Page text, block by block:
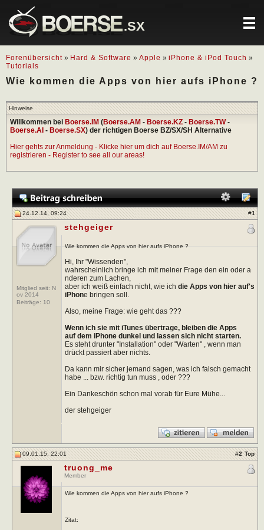
.SX
Forenübersicht » Hard & Software » Apple » iPhone & iPod Touch »
Tutorials
Wie kommen die Apps von hier aufs iPhone ?
Hinweise
Willkommen bei Boerse.IM (Boerse.AM - Boerse.KZ - Boerse.TW-
Boerse.AI - Boerse.SX) der richtigen Boerse BZ/SX/SH Alternative
Hier gehts zur Anmeldung - Klicke hier um dich auf Boerse.IM/AM zu
registrieren - Register to see all our areas!
24.12.14, 09:24 #1
Mitglied seit: N
ov 2014
Beiträge: 10
stehgeiger
Wie kommen die Apps von hier aufs iPhone ?
Hi, Ihr "Wissenden",
wahrscheinlich bringe ich mit meiner Frage den ein oder a
nderen zum Lachen,
aber ich weiß einfach nicht, wie ich die Apps von hier auf's
iPhone bringen soll.
Also, meine Frage: wie geht das ???
Wenn ich sie mit iTunes übertrage, bleiben die Apps
auf dem iPhone dunkel und lassen sich nicht starten.
Es steht drunter "Installation" oder "Warten" , wenn man
drückt passiert aber nichts.
Da kann mir sicher jemand sagen, was ich falsch gemacht
habe ... bzw. richtig tun muss , oder ???
Ein Dankeschön schon mal vorab für Eure Mühe...
der stehgeiger
09.01.15, 22:01 #2 Top
truong_me
Member
Wie kommen die Apps von hier aufs iPhone ?
Zitat: